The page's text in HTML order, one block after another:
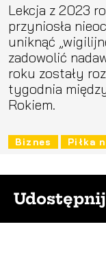
Lekcja z 2023
przyniosła
uniknąć
zadowolić
roku zostały
tygodnia
Rokiem.
Biznes Piłka
Udostępnij